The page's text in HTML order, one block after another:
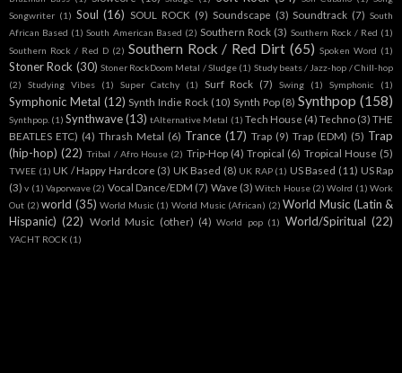
Songwriter (1) Soul (16) SOUL ROCK (9) Soundscape (3) Soundtrack (7) South
African Based (1) South American Based (2) Southern Rock (3) Southern Rock / Red (1)
Southern Rock / Red D (2) Southern Rock / Red Dirt (65) Spoken Word (1)
Stoner Rock (30) Stoner RockDoom Metal / Sludge (1) Study beats / Jazz-hop / Chill-hop
(2)
Studying Vibes (1) Super Catchy (1) Surf Rock (7) Swing (1) Symphonic (1)
Symphonic Metal (12) Synth Indie Rock (10) Synth Pop (8) Synthpop (158)
Synthpop. (1) Synthwave (13) tAlternative Metal (1) Tech House (4) Techno (3) THE
BEATLES ETC) (4) Thrash Metal (6) Trance (17) Trap (9) Trap (EDM) (5) Trap
(hip-hop) (22) Tribal / Afro House (2) Trip-Hop (4) Tropical (6) Tropical House (5)
TWEE (1) UK / Happy Hardcore (3) UK Based (8) UK RAP (1) US Based (11) US Rap
(3) v (1) Vaporwave (2) Vocal Dance/EDM (7) Wave (3) Witch House (2) Wolrd (1) Work
Out (2) world (35) World Music (1) World Music (African) (2) World Music (Latin &
Hispanic) (22) World Music (other) (4) World pop (1) World/Spiritual (22)
YACHT ROCK (1)